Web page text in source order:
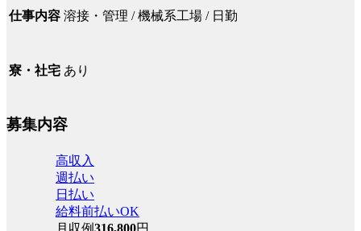
仕事内容 溶接・管理 / 機械系工場 / 日勤
寮・社宅 あり
募集内容
高収入
週払い
日払い
給料前払いOK
月収例316,800円